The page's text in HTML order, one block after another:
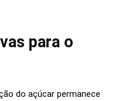
para o
do açúcar permanece